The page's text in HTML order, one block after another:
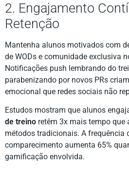
2. Engajamento
Retenção
Mantenha alunos motivados com
de WODs e comunidade exclusiva
Notificações push lembrando do
parabenizando por novos PRs
emocional que redes sociais não
Estudos mostram que alunos
de treino retêm 3x mais tempo que
métodos tradicionais. A frequência
comparecimento aumenta 65%
gamificação envolvida.